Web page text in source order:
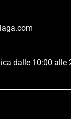
dalle 10:00 alle